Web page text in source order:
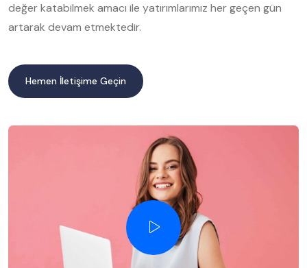
değer katabilmek amacı ile yatırımlarımız her geçen gün
artarak devam etmektedir.
Hemen İletişime Geçin